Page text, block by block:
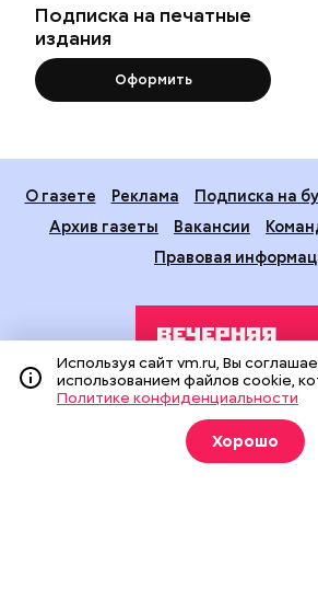
Подписка на печатные
издания
Оформить
О газете Реклама
Подписка на
Архив газеты
Вакансии
Правовая
Издание создано при финансовой
средств массовой информации и
На сайте применяются
Используя сайт vm.ru, Вы
использованием файлов cookie,
Политике конфиденциальности
Хорошо